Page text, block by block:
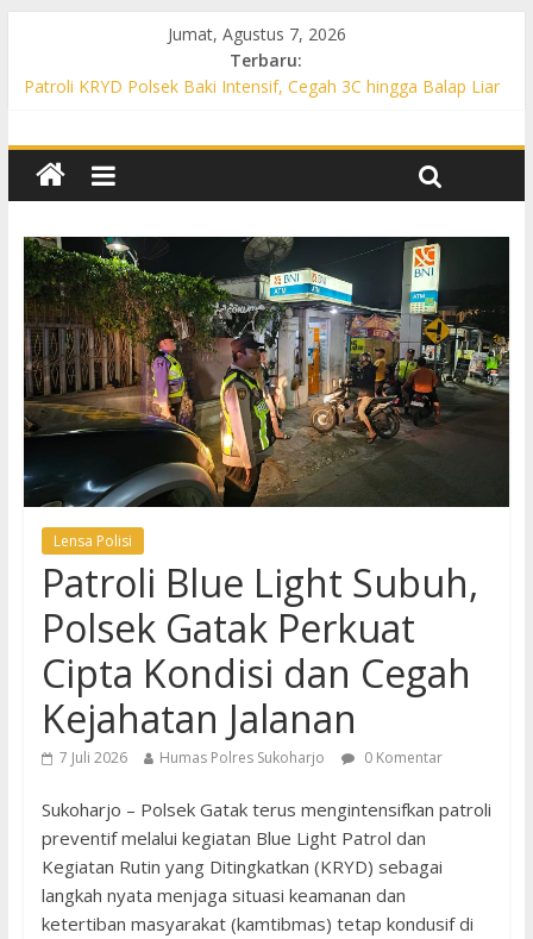
Jumat, Agustus 7, 2026
Terbaru:
Patroli KRYD Polsek Baki Intensif, Cegah 3C hingga Balap Liar
Permukiman, Warga Diajak Aktif Jaga Kamtibmas
Patroli Cegah Karhutla, Polsek Weru Sisir Lahan Kering dan
Patroli Blue Light KRYD Polsek Bendosari Sasar Objek Vital,
Polisi Ajak Warga Waspada dan Cegah Karhutla
Patroli Blue Light KRYD Polsek Kartasura Sasar Titik Rawan,
Cegah Kejahatan 3C
Lensa Polisi
Patroli Blue Light Subuh,
Polsek Gatak Perkuat
Cipta Kondisi dan Cegah
Kejahatan Jalanan
7 Juli 2026 Humas Polres Sukoharjo 0 Komentar
Sukoharjo – Polsek Gatak terus mengintensifkan patroli
preventif melalui kegiatan Blue Light Patrol dan
Kegiatan Rutin yang Ditingkatkan (KRYD) sebagai
langkah nyata menjaga situasi keamanan dan
ketertiban masyarakat (kamtibmas) tetap kondusif di